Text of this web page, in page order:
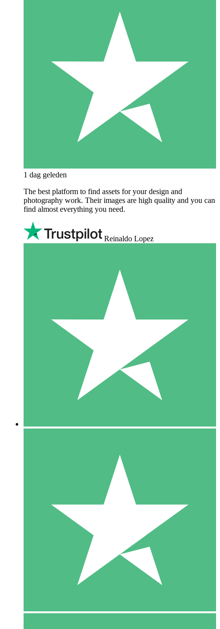
1 dag geleden
The best platform to find assets for your design and
photography work. Their images are high quality and you can
find almost everything you need.
Reinaldo Lopez